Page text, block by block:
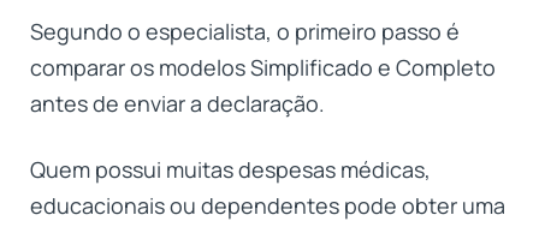
Segundo o especialista, o primeiro passo é
comparar os modelos Simplificado e Completo
antes de enviar a declaração.
Quem possui muitas despesas médicas,
educacionais ou dependentes pode obter uma